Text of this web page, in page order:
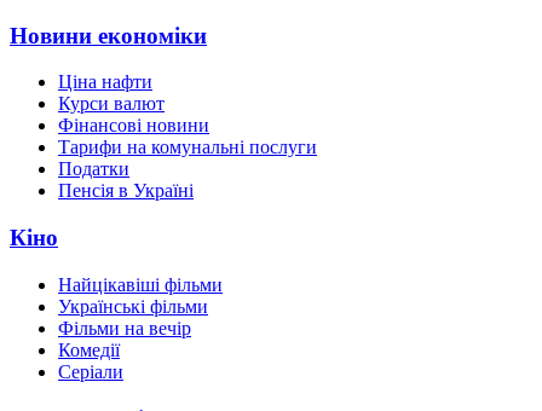
Новини економіки
Ціна нафти
Курси валют
Фінансові новини
Тарифи на комунальні послуги
Податки
Пенсія в Україні
Кіно
Найцікавіші фільми
Українські фільми
Фільми на вечір
Комедії
Серіали